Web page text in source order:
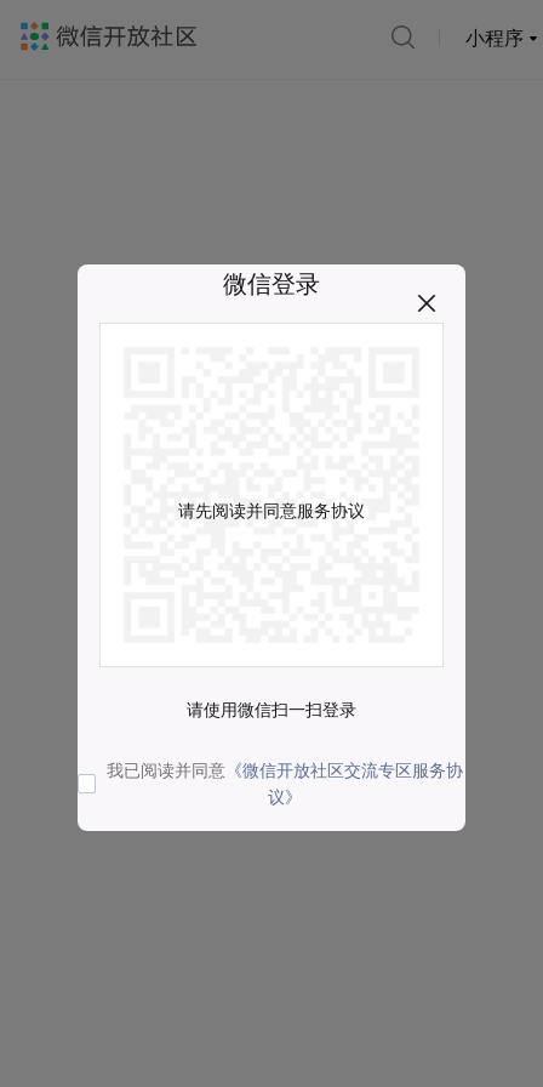
小程序
微信登录
请先阅读并同意服务协议
请使用微信扫一扫登录
我已阅读并同意 《微信开放社区交流专区服务协
议》